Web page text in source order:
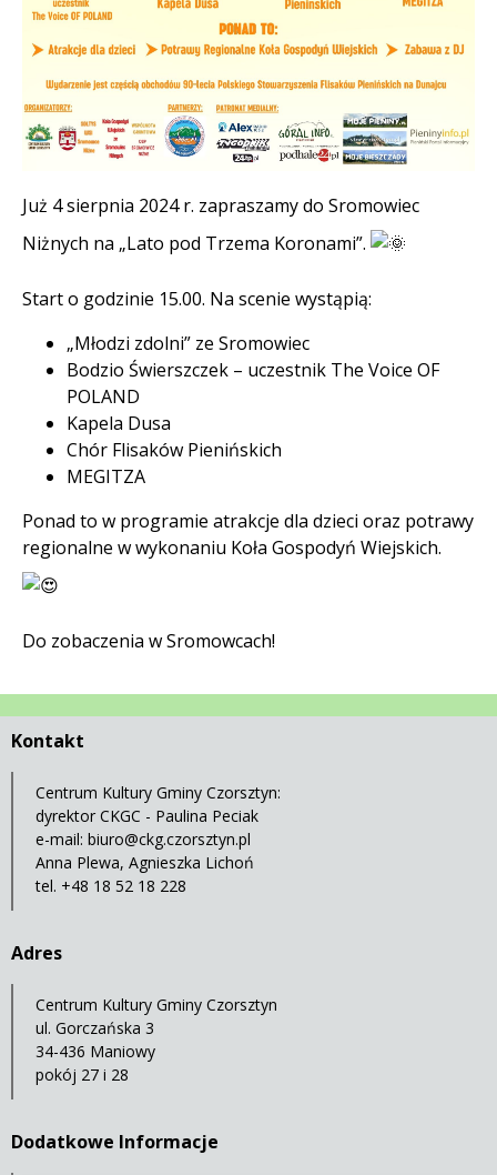
Treść
Już 4 sierpnia 2024 r. zapraszamy do Sromowiec
Niżnych na „Lato pod Trzema Koronami”.
Start o godzinie 15.00. Na scenie wystąpią:
„Młodzi zdolni” ze Sromowiec
Bodzio Świerszczek – uczestnik The Voice OF
POLAND
Kapela Dusa
Chór Flisaków Pienińskich
MEGITZA
Ponad to w programie atrakcje dla dzieci oraz potrawy
regionalne w wykonaniu Koła Gospodyń Wiejskich.
Do zobaczenia w Sromowcach!
Kontakt
Centrum Kultury Gminy Czorsztyn:
dyrektor CKGC - Paulina Peciak
e-mail: biuro@ckg.czorsztyn.pl
Anna Plewa, Agnieszka Lichoń
tel. +48 18 52 18 228
Adres
Centrum Kultury Gminy Czorsztyn
ul. Gorczańska 3
34-436 Maniowy
pokój 27 i 28
Dodatkowe Informacje